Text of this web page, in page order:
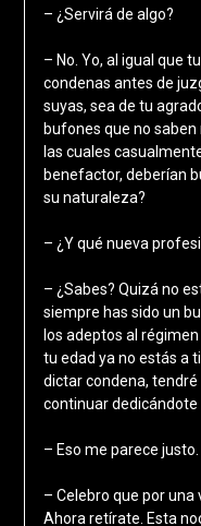
– ¿Servirá de algo?
– No. Yo, al igual que
condenas antes de
suyas, sea de tu
bufones que no saben
las cuales
benefactor, deberían
su naturaleza?
– ¿Y qué nueva
– ¿Sabes? Quizá no
siempre has sido un
los adeptos al
tu edad ya no estás a
dictar condena,
continuar dedicándote
– Eso me parece justo.
– Celebro que por una
Ahora retírate. Esta